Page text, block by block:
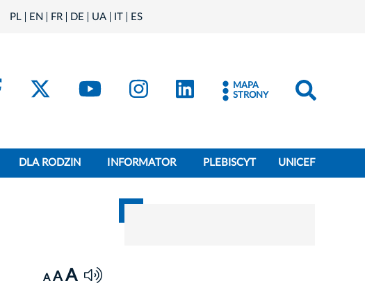
PL EN FR DE UA IT ES
FacebookKraków - X
Kraków - YouTube
Kraków - Instagram
Kraków - LinkedIn
MAPA
STRONY
DLA RODZIN INFORMATOR PLEBISCYT UNICEF
A A A